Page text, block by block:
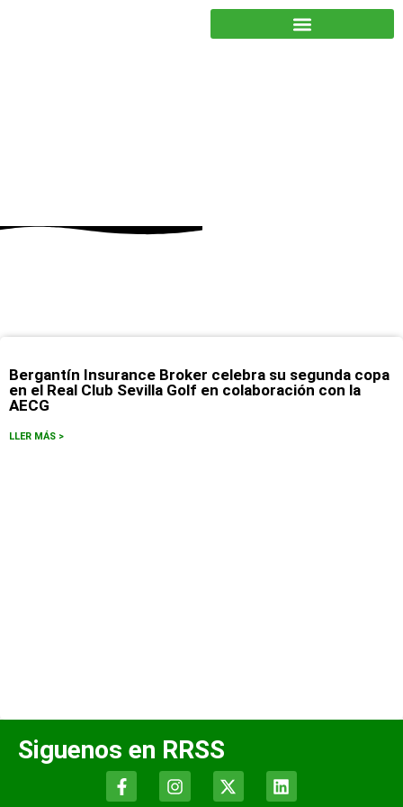
Bergantín Insurance Broker celebra su segunda copa
en el Real Club Sevilla Golf en colaboración con la
AECG
LLER MÁS >
Siguenos en RRSS